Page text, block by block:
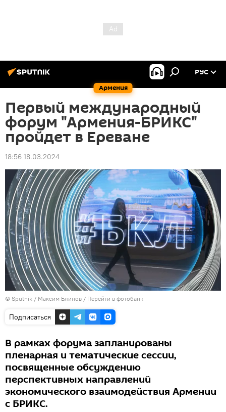
Армения
РУС
Первый международный
форум "Армения-БРИКС"
пройдет в Ереване
18:56 18.03.2024
© Sputnik / Максим Блинов / Перейти в фотобанк
Подписаться
В рамках форума запланированы
пленарная и тематические сессии,
посвященные обсуждению
перспективных направлений
экономического взаимодействия Армении
с БРИКС.